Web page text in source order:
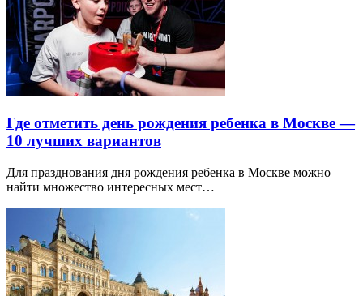
Где отметить день рождения ребенка в Москве —
10 лучших вариантов
Для празднования дня рождения ребенка в Москве можно
найти множество интересных мест…